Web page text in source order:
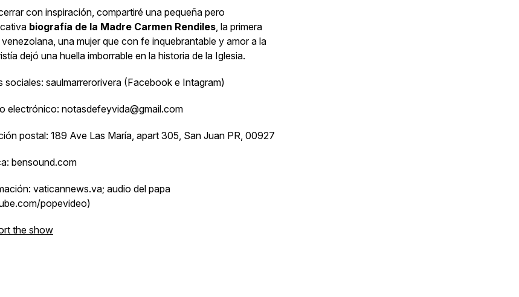
con inspiración, compartiré una pequeña pero
biografía de la Madre Carmen Rendiles, la primera
una mujer que con fe inquebrantable y amor a la
dejó una huella imborrable en la historia de la Iglesia.
sociales: saulmarrerorivera (Facebook e Intagram)
electrónico: notasdefeyvida@gmail.com
postal: 189 Ave Las María, apart 305, San Juan PR, 00927
bensound.com
vaticannews.va; audio del papa
popevideo)
the show